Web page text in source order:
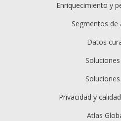
Enriquecimiento y
Segmentos de
Datos
Soluciones
Privacidad y
Atlas